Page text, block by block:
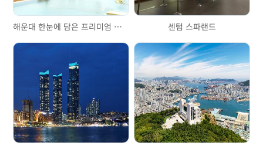
해운대 한눈에 담은 프리미엄 스파&워터파크 클럽디오아시스 센텀 스파랜드